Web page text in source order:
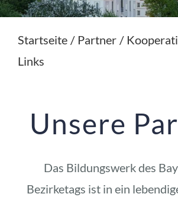
Startseite / Partner /
Links
Unsere
Das Bildungswerk des
Bezirketags ist in ein